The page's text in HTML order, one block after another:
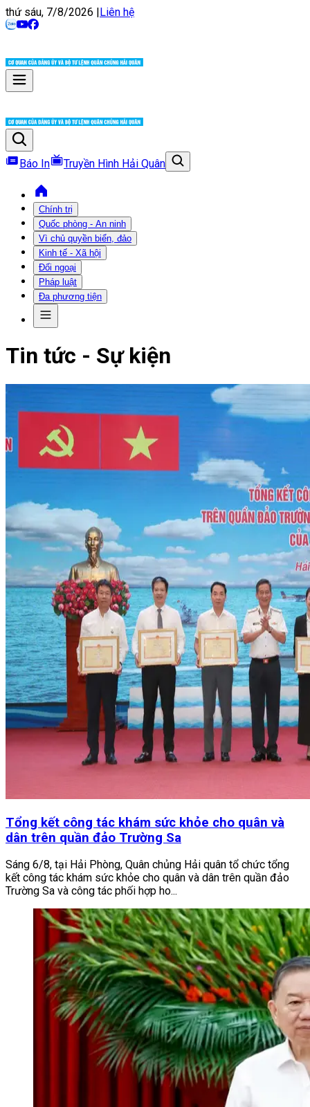
thứ sáu, 7/8/2026 |Liên hệ
Báo In Truyền Hình Hải Quân
Chính trị
Quốc phòng - An ninh
Vì chủ quyền biển, đảo
Kinh tế - Xã hội
Đối ngoại
Pháp luật
Đa phương tiện
Tin tức - Sự kiện
Tổng kết công tác khám sức khỏe cho quân và
dân trên quần đảo Trường Sa
Sáng 6/8, tại Hải Phòng, Quân chủng Hải quân tổ chức tổng
kết công tác khám sức khỏe cho quân và dân trên quần đảo
Trường Sa và công tác phối hợp ho...